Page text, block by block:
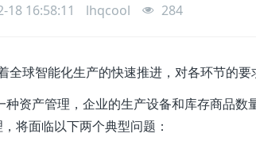
18 16:58:11 lhqcool 284
球智能化生产的快速推进，对各环节的要
种资产管理，企业的生产设备和库存商品
将面临以下两个典型问题：